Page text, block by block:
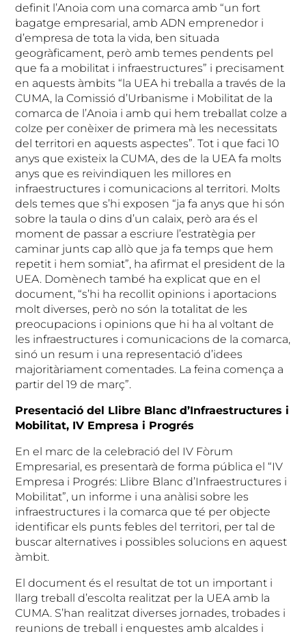
definit l’Anoia com una comarca amb “un fort
bagatge empresarial, amb ADN emprenedor i
d’empresa de tota la vida, ben situada
geogràficament, però amb temes pendents pel
que fa a mobilitat i infraestructures” i precisament
en aquests àmbits “la UEA hi treballa a través de la
CUMA, la Comissió d’Urbanisme i Mobilitat de la
comarca de l’Anoia i amb qui hem treballat colze a
colze per conèixer de primera mà les necessitats
del territori en aquests aspectes”. Tot i que faci 10
anys que existeix la CUMA, des de la UEA fa molts
anys que es reivindiquen les millores en
infraestructures i comunicacions al territori. Molts
dels temes que s’hi exposen “ja fa anys que hi són
sobre la taula o dins d’un calaix, però ara és el
moment de passar a escriure l’estratègia per
caminar junts cap allò que ja fa temps que hem
repetit i hem somiat”, ha afirmat el president de la
UEA. Domènech també ha explicat que en el
document, “s’hi ha recollit opinions i aportacions
molt diverses, però no són la totalitat de les
preocupacions i opinions que hi ha al voltant de
les infraestructures i comunicacions de la comarca,
sinó un resum i una representació d’idees
majoritàriament comentades. La feina comença a
partir del 19 de març”.
Presentació del Llibre Blanc d’Infraestructures i
Mobilitat, IV Empresa i Progrés
En el marc de la celebració del IV Fòrum
Empresarial, es presentarà de forma pública el “IV
Empresa i Progrés: Llibre Blanc d’Infraestructures i
Mobilitat”, un informe i una anàlisi sobre les
infraestructures i la comarca que té per objecte
identificar els punts febles del territori, per tal de
buscar alternatives i possibles solucions en aquest
àmbit.
El document és el resultat de tot un important i
llarg treball d’escolta realitzat per la UEA amb la
CUMA. S’han realitzat diverses jornades, trobades i
reunions de treball i enquestes amb alcaldes i